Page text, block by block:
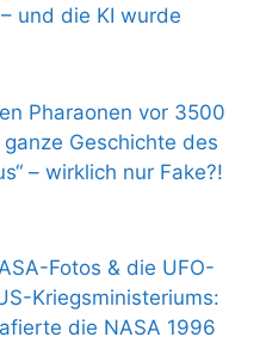
und die KI wurde
Pharaonen vor 3500
Geschichte des
– wirklich nur Fake?!
Fotos & die UFO-
Kriegsministeriums:
die NASA 1996